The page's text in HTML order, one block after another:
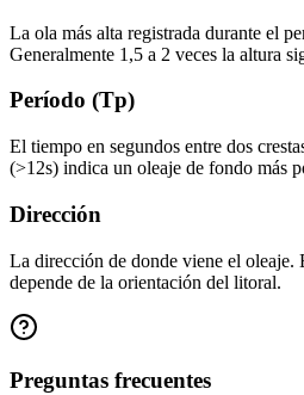
La ola más alta registrada durante el
Generalmente 1,5 a 2 veces la altura
Período (Tp)
El tiempo en segundos entre dos
(>12s) indica un oleaje de fondo más
Dirección
La dirección de donde viene el oleaje.
depende de la orientación del litoral.
Preguntas frecuentes